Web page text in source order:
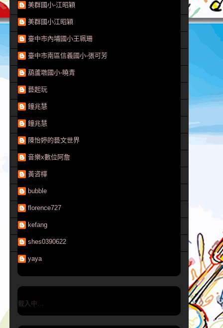
美群國小-江昭穎
美群國小江昭穎
臺中市內埔國小王珮珊
臺中市南區信義國小-張可芳
葫蘆墩國小-曉青
藝起玩
鐘兆慧
鐘兆慧
陳怡婷的藝文世界
音樂x數位阿詹
黃咨樺
bubble
florence727
kefang
shes0390622
yaya
載入中…